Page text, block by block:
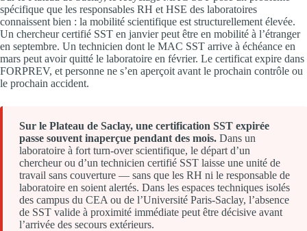
spécifique que les responsables RH et HSE des laboratoires
connaissent bien : la mobilité scientifique est structurellement élevée.
Un chercheur certifié SST en janvier peut être en mobilité à l’étranger
en septembre. Un technicien dont le MAC SST arrive à échéance en
mars peut avoir quitté le laboratoire en février. Le certificat expire dans
FORPREV, et personne ne s’en aperçoit avant le prochain contrôle ou
le prochain accident.
Sur le Plateau de Saclay, une certification SST expirée
passe souvent inaperçue pendant des mois. Dans un
laboratoire à fort turn-over scientifique, le départ d’un
chercheur ou d’un technicien certifié SST laisse une unité de
travail sans couverture — sans que les RH ni le responsable de
laboratoire en soient alertés. Dans les espaces techniques isolés
des campus du CEA ou de l’Université Paris-Saclay, l’absence
de SST valide à proximité immédiate peut être décisive avant
l’arrivée des secours extérieurs.